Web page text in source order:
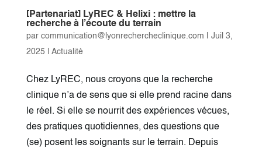
[Partenariat] LyREC & Helixi : mettre la
recherche à l’écoute du terrain
par communication@lyonrechercheclinique.com
Juil 3,
2025
Actualité
Chez LyREC, nous croyons que la recherche
clinique n’a de sens que si elle prend racine dans
le réel. Si elle se nourrit des expériences vécues,
des pratiques quotidiennes, des questions que
(se) posent les soignants sur le terrain. Depuis